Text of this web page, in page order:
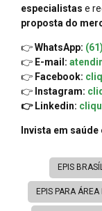
especialistas e
proposta do
👉WhatsApp:
👉 E-mail:
👉 Facebook:
👉 Instagram:
👉 Linkedin:
Invista em
EPIS
EPIS PARA